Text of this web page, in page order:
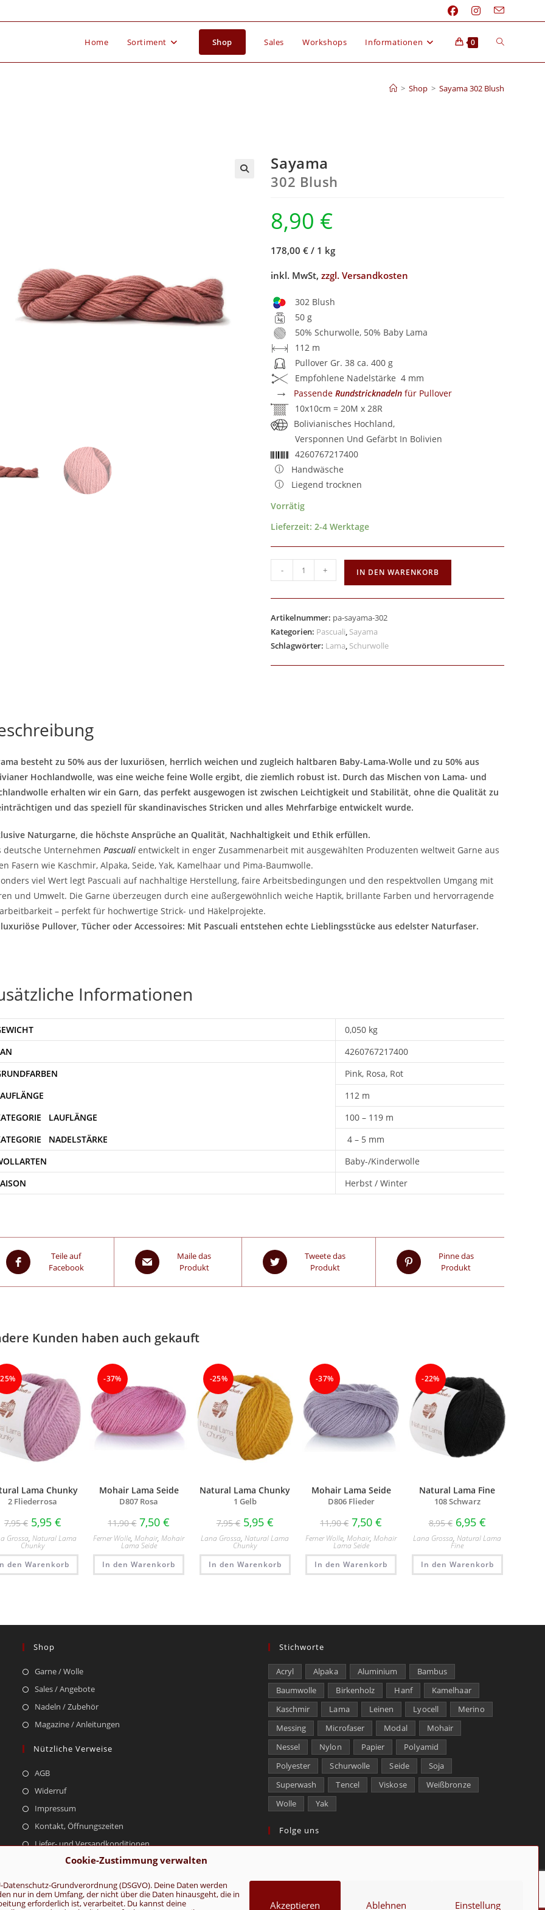
Cookie-Zustimmung verwalten
Grundverordnung (DSGVO). Deine Daten werden
nur in dem Umfang, der nicht über die Daten hinausgeht, die in
erforderlich ist, verarbeitet. Du kannst deine
Akzeptieren Ablehnen Einstellung
Home Sortiment Shop Sales Workshops Informationen 0
> Shop > Sayama 302 Blush
Sayama
302 Blush
8,90 €
178,00 € / 1 kg
inkl. MwSt,zzgl. Versandkosten
302 Blush
50 g
50% Schurwolle, 50% Baby Lama
112 m
Pullover Gr. 38 ca. 400 g
Empfohlene Nadelstärke 4 mm
→ PassendeRundstricknadeln für Pullover
10x10cm = 20M x 28R
Bolivianisches Hochland,
Versponnen Und Gefärbt In Bolivien
4260767217400
Handwäsche
Liegend trocknen
Vorrätig
Lieferzeit:2-4 Werktage
- + IN DEN WARENKORB
Artikelnummer: pa-sayama-302
Kategorien: Pascuali, Sayama
Schlagwörter: Lama, Schurwolle
besteht zu 50% aus der luxuriösen, herrlich weichen und zugleich haltbaren Baby-Lama-Wolle und zu 50% aus
Hochlandwolle, was eine weiche feine Wolle ergibt, die ziemlich robust ist. Durch das Mischen von Lama- und
erhalten wir ein Garn, das perfekt ausgewogen ist zwischen Leichtigkeit und Stabilität, ohne die Qualität zu
und das speziell für skandinavisches Stricken und alles Mehrfarbige entwickelt wurde.
Naturgarne, die höchste Ansprüche an Qualität, Nachhaltigkeit und Ethik erfüllen.
deutsche Unternehmen Pascualientwickelt in enger Zusammenarbeit mit ausgewählten Produzenten weltweit Garne aus
Fasern wie Kaschmir, Alpaka, Seide, Yak, Kamelhaar und Pima-Baumwolle.
viel Wert legt Pascuali auf nachhaltige Herstellung, faire Arbeitsbedingungen und den respektvollen Umgang mit
und Umwelt. Die Garne überzeugen durch eine außergewöhnlich weiche Haptik, brillante Farben und hervorragende
– perfekt für hochwertige Strick- und Häkelprojekte.
Pullover, Tücher oder Accessoires: Mit Pascuali entstehen echte Lieblingsstücke aus edelster Naturfaser.
Informationen
0,050 kg
4260767217400
Pink, Rosa, Rot
112 m
100 – 119 m
4 – 5 mm
Baby-/Kinderwolle
Herbst / Winter
Teile auf
Facebook
Maile das
Produkt
Tweete das
Produkt
Pinne das
Produkt
Kunden haben auch gekauft
Lama Chunky
2 Fliederrosa
7,95€ 5,95 €
Grossa,Natural Lama
Chunky
den Warenkorb
-37%
Mohair Lama Seide
D807 Rosa
11,90€ 7,50€
Ferner Wolle,Mohair,Mohair
Lama Seide
In den Warenkorb
-25%
Natural Lama Chunky
1 Gelb
7,95€ 5,95 €
Lana Grossa,Natural Lama
Chunky
In den Warenkorb
-37%
Mohair Lama Seide
D806 Flieder
11,90€ 7,50€
Ferner Wolle,Mohair,Mohair
Lama Seide
In den Warenkorb
-22%
Natural Lama Fine
108 Schwarz
8,95€ 6,95 €
Lana Grossa,Natural Lama
Fine
In den Warenkorb
Shop
Garne / Wolle
Sales / Angebote
Nadeln / Zubehör
Magazine / Anleitungen
Nützliche Verweise
AGB
Widerruf
Impressum
Kontakt, Öffnungszeiten
Liefer- und Versandkonditionen
Stichworte
Acryl Alpaka Aluminium
Bambus
Baumwolle
Birkenholz Hanf
Kamelhaar
Kaschmir
Lama Leinen Lyocell
Merino
Messing
Microfaser Modal
Mohair
Nessel
Nylon Papier
Polyamid
Polyester
Schurwolle Seide
Soja
Superwash
Tencel Viskose
Weißbronze
Wolle
Yak
Folge uns
AGB Kontakt Über uns Datenschutz Impressum Cookie-Richtlinie (EU)